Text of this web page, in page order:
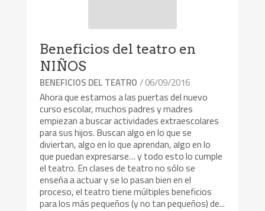
Beneficios del teatro en
NIÑOS
BENEFICIOS DEL TEATRO / 06/09/2016
Ahora que estamos a las puertas del nuevo
curso escolar, muchos padres y madres
empiezan a buscar actividades extraescolares
para sus hijos. Buscan algo en lo que se
diviertan, algo en lo que aprendan, algo en lo
que puedan expresarse… y todo esto lo cumple
el teatro. En clases de teatro no sólo se
enseña a actuar y se lo pasan bien en el
proceso, el teatro tiene múltiples beneficios
para los más pequeños (y no tan pequeños) de...